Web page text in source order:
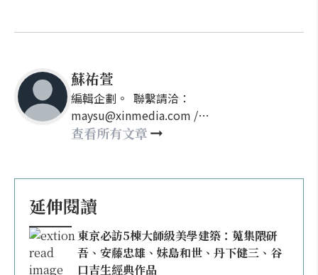
蘇祐萱
編輯企劃。 聯繫請洽：
maysu@xinmedia.com /
may860527@gmail.com
查看所有文章
延伸閱讀
東京必訪5棟大師級美學建築：蒐集隈研
吾、安藤忠雄、妹島和世、丹下健三、谷
口吉生經典作品